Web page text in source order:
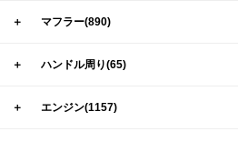
＋ マフラー(890)
＋ ハンドル周り(65)
＋ エンジン(1157)